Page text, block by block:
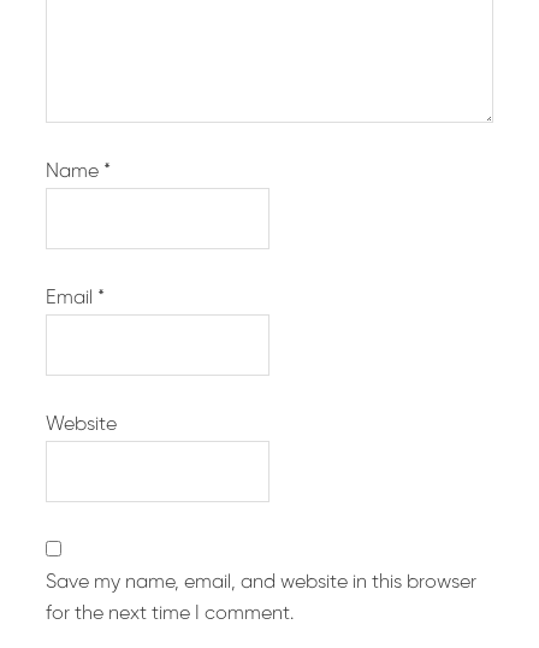
Name *
Email *
Website
Save my name, email, and website in this browser
for the next time I comment.